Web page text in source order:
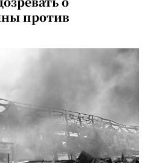
против